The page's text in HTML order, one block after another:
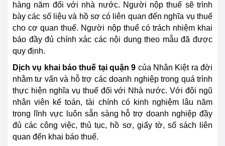
hàng năm đối với nhà nước. Người nộp thuế sẽ trình
bày các số liệu và hồ sơ có liên quan đến nghĩa vụ thuế
cho cơ quan thuế. Người nộp thuế có trách nhiệm khai
báo đầy đủ chính xác các nội dung theo mẫu đã được
quy định.
Dịch vụ khai báo thuế tại quận 9 của Nhân Kiệt ra đời
nhằm tư vấn và hỗ trợ các doanh nghiệp trong quá trình
thực hiện nghĩa vụ thuế đối với Nhà nước. Với đội ngũ
nhân viên kế toán, tài chính có kinh nghiệm lâu năm
trong lĩnh vực luôn sẵn sàng hỗ trợ doanh nghiệp đầy
đủ các công việc, thủ tục, hồ sơ, giấy tờ, sổ sách liên
quan đến khai báo thuế.